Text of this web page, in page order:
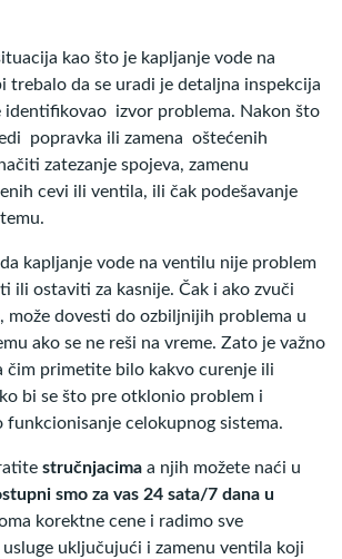
kao što je kapljanje vode na
trebalo da se uradi je detaljna inspekcija
identifikovao izvor problema. Nakon što
popravka ili zamena oštećenih
zatezanje spojeva, zamenu
cevi ili ventila, ili čak podešavanje
kapljanje vode na ventilu nije problem
ili ostaviti za kasnije. Čak i ako zvuči
može dovesti do ozbiljnijih problema u
ako se ne reši na vreme. Zato je važno
čim primetite bilo kakvo curenje ili
bi se što pre otklonio problem i
funkcionisanje celokupnog sistema.
stručnjacima a njih možete naći u
smo za vas 24 sata/7 dana u
korektne cene i radimo sve
uključujući i zamenu ventila koji